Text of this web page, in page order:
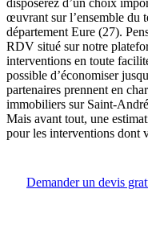
œuvrant sur l’ensemble du
département Eure (27).
RDV situé sur notre
interventions en toute
possible d’économiser
partenaires prennent en
immobiliers sur Saint-
Mais avant tout, une
pour les interventions dont
Demander un devis